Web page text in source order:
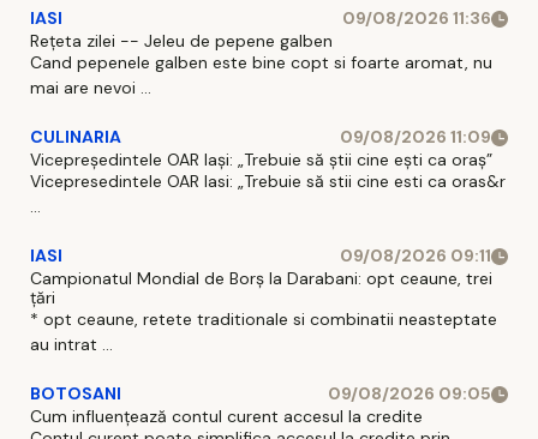
IASI
09/08/2026 11:36
Rețeta zilei -- Jeleu de pepene galben
Cand pepenele galben este bine copt si foarte aromat, nu
mai are nevoi ...
CULINARIA
09/08/2026 11:09
Vicepreședintele OAR Iași: „Trebuie să știi cine ești ca oraș”
Vicepresedintele OAR Iasi: „Trebuie să stii cine esti ca oras&r
...
IASI
09/08/2026 09:11
Campionatul Mondial de Borș la Darabani: opt ceaune, trei
țări
* opt ceaune, retete traditionale si combinatii neasteptate
au intrat ...
BOTOSANI
09/08/2026 09:05
Cum influențează contul curent accesul la credite